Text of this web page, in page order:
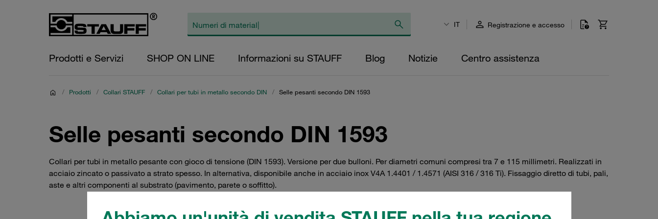
IT Registrazione e accesso
Prodotti e Servizi SHOP ON LINE Informazioni su STAUFF Blog Notizie Centro assistenza
/ Prodotti / Collari STAUFF / Collari per tubi in metallo secondo DIN / Selle pesanti secondo DIN 1593
Selle pesanti secondo DIN 1593
Collari per tubi in metallo pesante con gioco di tensione (DIN 1593). Versione per due bulloni. Per diametri comuni compresi tra 7 e 115 millimetri. Realizzati in
acciaio zincato o passivato a strato spesso. In alternativa, disponibile anche in acciaio inox V4A 1.4401 / 1.4571 (AISI 316 / 316 Ti). Fissaggio diretto di tubi, pali,
aste e altri componenti al substrato (pavimento, parete o soffitto).